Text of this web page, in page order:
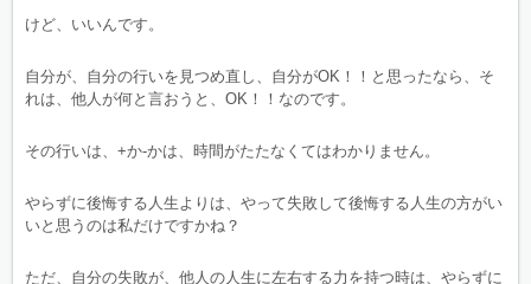
けど、いいんです。
自分が、自分の行いを見つめ直し、自分がOK！！と思ったなら、そ
れは、他人が何と言おうと、OK！！なのです。
その行いは、+か-かは、時間がたたなくてはわかりません。
やらずに後悔する人生よりは、やって失敗して後悔する人生の方がい
いと思うのは私だけですかね？
ただ、自分の失敗が、他人の人生に左右する力を持つ時は、やらずに